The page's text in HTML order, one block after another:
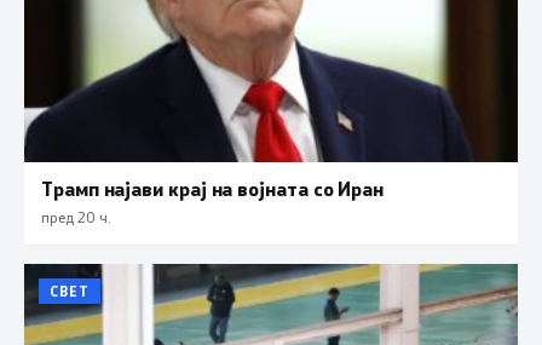
Трамп најави крај на војната со Иран
пред 20 ч.
СВЕТ